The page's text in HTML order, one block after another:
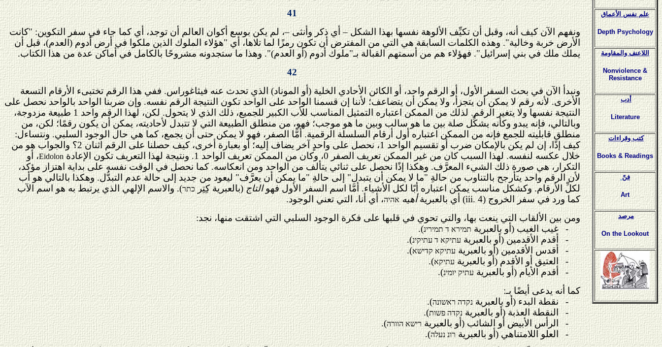
41
ونفهم الآن كيف أنه، وقبل أن تكيِّف الألوهة نفسها بهذا الشكل – أي ذكر وأنثى –، لم يكن بوسع أكوان العالم أن توجد، أي كما جاء في سفر التكوين: "كانت
الأرض خربة وخالية". وهذه الكلمات السابقة هي التي من المفترض أن تكونرمزًا لما تلاها، أي "هؤلاءالملوك الذين ملكوا في أرض أدوم (العدم)، قبل أن
يملك ملك في بني إسرائيل". فهؤلاء هم من أسمتهم القبالة بـ"ملوك أدوم (أو العدم)". وهذا ما ستجدونه مشروحًا بالكامل في أماكن عدة من هذا الكتاب.
42
ونبدأ الآن في بحث السفر الأول، أو الرقم واحد، أو الكائن الأحادي الخلية (أو الموناد) الذي تحدث عنه فيثاغوراس. ففي هذا الرقم تختبىء الأرقام التسعة
الأخرى. لأنه رقم لا يمكن أن يتجزأ، ولا يمكن أن يتضاعف؛ لأننا إن قسمنا الواحد على الواحد تكون النتيجة الرقم نفسه. وإن ضربنا الواحد بالواحد نحصل على
النتيجة نفسها ولا يتغير الرقم. لذلك من الممكن اعتباره التمثيل المناسب للأب الكبير للجميع، ذلك الذي لا يتحول. لكن، لهذا الرقم واحد 1 طبيعة مزدوجة،
وبالتالي، فإنه يبدو وكأنه يشكِّل صلة بين ما هو سالب وبين ما هو موجب؛ فهو، من منطلق الطبيعة التي لا تتبدل لأحاديته، يمكن أن يكون رقمًا؛ لكن، من
منطلق قابليته للجمع فإنه من الممكن اعتباره أول أرقام السلسلة الرقمية. أمَّا الصفر، فهو لا يمكن حتى أن يجمع، كما هي حال الوجود السلبي. ونتساءل:
كيف إذًا، إن لم يكن بالإمكان ضرب أو تقسيم الواحد 1، نحصل على واحدٍ آخر يضاف إليه؛ أو بعبارة أخرى، كيف حصلنا على الرقم اثنان 2؟ والجواب هو من
خلال عكسه لنفسه. لهذا السبب كان من غير الممكن تعريف الصفر 0، وكان من الممكن تعريف الواحد 1. ونتيجة لهذا التعريف تكون الإعادة
Eidolon، أو
التكرار، هي صورة ذلك الشيء المعرَّف. وهكذا إذًا نحصل على ثنائي يتألف من الواحد ومن انعكاسه. كما نحصل في الوقت نفسه على بداية اهتزاز مؤكد،
لأن الرقم واحد يتأرجح بالتناوب منحالةِ "ما لا يمكن أن يتبدل" إلى حالةِ "ما يمكنأن يعرَّف" ليعود من جديد إلى حالة عدم التبدُّل. وهكذا بالتالي هو أب
لكلِّ الأرقام. وكشكل مناسب يمكن اعتباره أبًا لكل الأشياء. أمَّا اسم السفر الأول فهوالتاج(بالعبرية كِتِرכתר).والاسم الإلهي الذي يرتبط به هو اسم الآب
كما ورد في سفر الخروج (iii. 4) أي بالعبريةأهيه אהיה، أي أنا، التي تعني الوجود.
ومن بين الألقاب التي ينعت بها، والتي تحوي في قلبها على فكرة الوجود السلبي التي اشتقت منها، نجد:
-
غيب الغيب (أو بالعبريةתמירא ד תמירינ).
-
أقدم الأقدمين (أو بالعبريةעתיקא ד עתיקינ).
-
أقدس الأقدمين (أو بالعبريةעתיקא קדישא).
-
العتيق أو الأقدم (أو بالعبريةעתיקא).
-
أقدم الأيام (أو بالعبريةעתיק יומינ).
كما أنه يدعى أيضًا بـ:
-
نقطة البدء (أو بالعبريةנקדה ראשונה).
-
النقطة العذبة (أو بالعبريةנקדה פשות).
-
الرأس الأبيض أو الشائب (أو بالعبريةרישא הוורה).
-
العلو اللامتناهي (أو بالعبريةרונ נעלה).
علم نفس الأعماق
Depth Psychology
اللاعنف والمقاومة
Nonviolence &
Resistance
أدب
Literature
كتب وقراءات
Books & Readings
فنّ
Art
مرصد
On the Lookout